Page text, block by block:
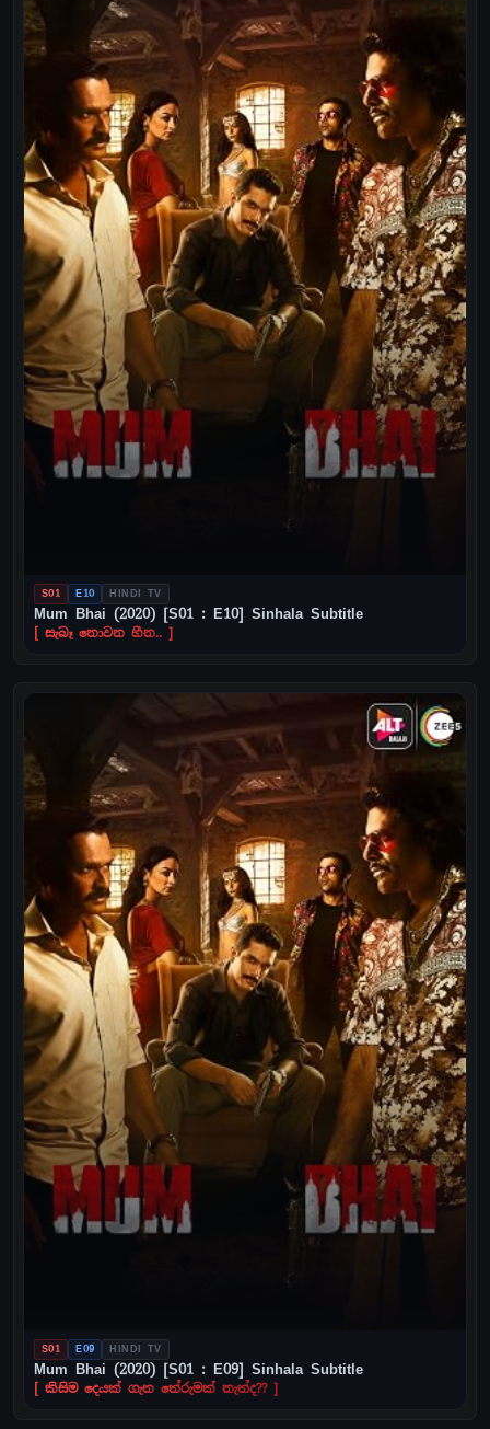
S01 E10 HINDI TV
Mum Bhai (2020) [S01 : E10] Sinhala Subtitle
[ සැබෑ නොවන හීන.. ]
S01 E09 HINDI TV
Mum Bhai (2020) [S01 : E09] Sinhala Subtitle
[ කිසිම දෙයක් ගැන තේරුමක් නැත්ද?? ]